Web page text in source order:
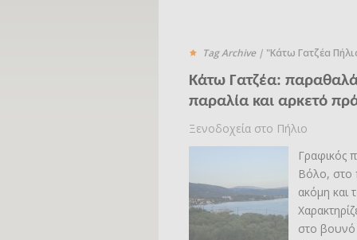
Tag Archive | "Κάτω Γατζέα
Κάτω Γατζέα:
παραλία και αρκετό
Ξενοδοχεία στο Πήλιο
Γραφικός
Βόλο, στο
ακόμη και
στο βουνό